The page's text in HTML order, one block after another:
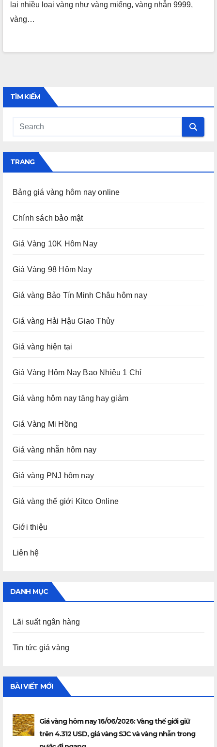
lại nhiều loại vàng như vàng miếng, vàng nhẫn 9999,
vàng…
TÌM KIẾM
TRANG
Bảng giá vàng hôm nay online
Chính sách bảo mật
Giá Vàng 10K Hôm Nay
Giá Vàng 98 Hôm Nay
Giá vàng Bảo Tín Minh Châu hôm nay
Giá vàng Hải Hậu Giao Thủy
Giá vàng hiện tại
Giá Vàng Hôm Nay Bao Nhiêu 1 Chỉ
Giá vàng hôm nay tăng hay giảm
Giá Vàng Mi Hồng
Giá vàng nhẫn hôm nay
Giá vàng PNJ hôm nay
Giá vàng thế giới Kitco Online
Giới thiệu
Liên hệ
DANH MỤC
Lãi suất ngân hàng
Tin tức giá vàng
BÀI VIẾT MỚI
Giá vàng hôm nay 16/06/2026: Vàng thế giới giữ
trên 4.312 USD, giá vàng SJC và vàng nhẫn trong